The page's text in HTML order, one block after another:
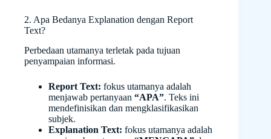
2. Apa Bedanya Explanation dengan Report
Text?
Perbedaan utamanya terletak pada tujuan
penyampaian informasi.
Report Text: fokus utamanya adalah
menjawab pertanyaan “APA”. Teks ini
mendefinisikan dan mengklasifikasikan
subjek.
Explanation Text: fokus utamanya adalah